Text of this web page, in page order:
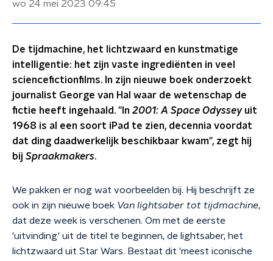
wo 24 mei 2023 09:45
De tijdmachine, het lichtzwaard en kunstmatige
intelligentie: het zijn vaste ingrediënten in veel
sciencefictionfilms. In zijn nieuwe boek onderzoekt
journalist George van Hal waar de wetenschap de
fictie heeft ingehaald. "In 2001: A Space Odysseyuit
1968 is al een soort iPad te zien, decennia voordat
dat ding daadwerkelijk beschikbaar kwam", zegt hij
bij Spraakmakers.
We pakken er nog wat voorbeelden bij. Hij beschrijft ze
ook in zijn nieuwe boek Van lightsaber tot tijdmachine,
dat deze week is verschenen. Om met de eerste
'uitvinding' uit de titel te beginnen, de lightsaber, het
lichtzwaard uit Star Wars. Bestaat dit 'meest iconische